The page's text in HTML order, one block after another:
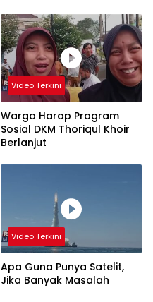
Video Terkini
Warga Harap Program
Sosial DKM Thoriqul Khoir
Berlanjut
Video Terkini
Apa Guna Punya Satelit,
Jika Banyak Masalah